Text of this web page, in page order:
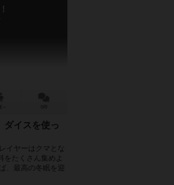
ダイスを使っ
イヤーはクマとな
をたくさん集めよ
、最高の冬眠を迎